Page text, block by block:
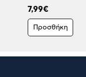
7,99€
Προσθήκη